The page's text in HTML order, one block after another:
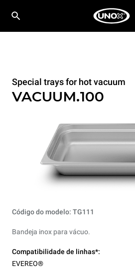
Special trays for hot vacuum
VACUUM.100
Código do modelo: TG111
Bandeja inox para vácuo.
Compatibilidade de linhas*:
EVEREO®